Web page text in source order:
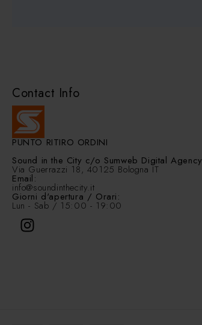
Contact Info
PUNTO RITIRO ORDINI
Sound in the City c/o Sumweb Digital Agency
Via Guerrazzi 18, 40125 Bologna IT
Email:
info@soundinthecity.it
Giorni d'apertura / Orari:
Lun - Sab / 15:00 - 19:00